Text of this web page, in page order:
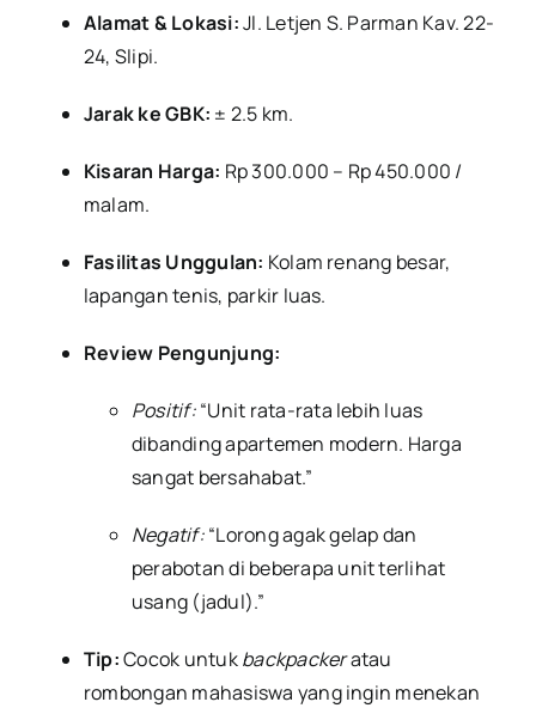
Alamat & Lokasi:Jl. Letjen S. Parman Kav. 22-
24, Slipi.
Jarak ke GBK: ± 2.5 km.
Kisaran Harga: Rp 300.000 – Rp 450.000 /
malam.
Fasilitas Unggulan: Kolam renang besar,
lapangan tenis, parkir luas.
Review Pengunjung:
Positif:“Unit rata-rata lebih luas
dibanding apartemen modern. Harga
sangat bersahabat.”
Negatif:“Lorong agak gelap dan
perabotan di beberapa unit terlihat
usang (jadul).”
Tip:Cocok untukbackpackeratau
rombongan mahasiswa yang ingin menekan